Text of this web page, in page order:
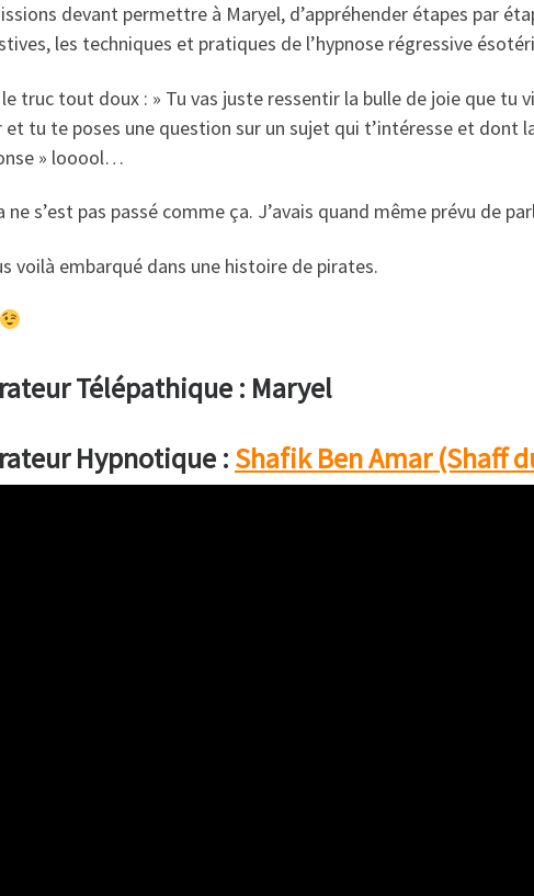
devant permettre à Maryel, d’appréhender étapes par
les techniques et pratiques de l’hypnose régressive
truc tout doux : » Tu vas juste ressentir la bulle de joie que tu
et tu te poses une question sur un sujet qui t’intéresse et dont
» looool…
ne s’est pas passé comme ça. J’avais quand même prévu de
voilà embarqué dans une histoire de pirates.
Télépathique : Maryel
Hypnotique : Shafik Ben Amar (Shaff